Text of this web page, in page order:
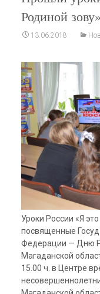
Родиной зову»
13.06.2018
Уроки России «Я
посвященные
Федерации — Дню
Магаданской
15.00 ч. в Центре